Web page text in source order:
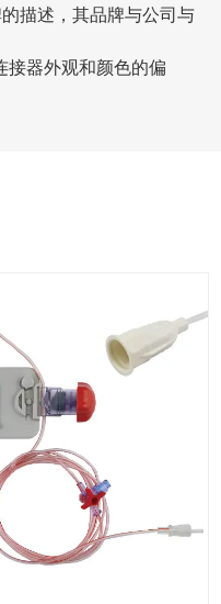
描述，其品牌与公司与
器外观和颜色的偏